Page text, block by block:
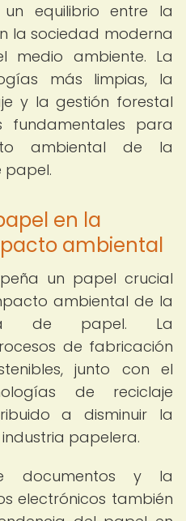
equilibrio entre la
la sociedad moderna
medio ambiente. La
más limpias, la
y la gestión forestal
fundamentales para
ambiental de la
papel.
en la
ambiental
un papel crucial
ambiental de la
de papel. La
de fabricación
junto con el
de reciclaje
a disminuir la
papelera.
documentos y la
electrónicos también